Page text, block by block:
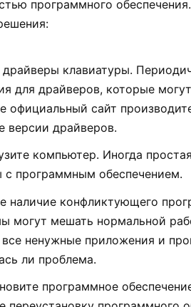
программного
драйверы клавиатуры.
для драйверов, которые
официальный сайт
версии драйверов.
компьютер. Иногда
с программным обеспечением.
наличие конфликтующего
могут мешать нормальной
ненужные приложения и
ли проблема.
программное